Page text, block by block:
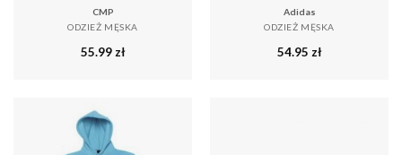
CMP
ODZIEŻ MĘSKA
55.99zł
Adidas
ODZIEŻ MĘSKA
54.95 zł